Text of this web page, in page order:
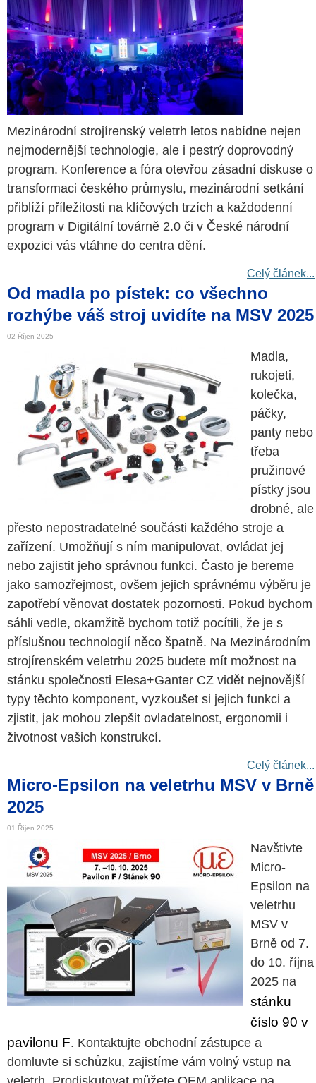
Mezinárodní strojírenský veletrh letos nabídne nejen
nejmodernější technologie, ale i pestrý doprovodný
program. Konference a fóra otevřou zásadní diskuse o
transformaci českého průmyslu, mezinárodní setkání
přiblíží příležitosti na klíčových trzích a každodenní
program v Digitální továrně 2.0 či v České národní
expozici vás vtáhne do centra dění.
Celý článek...
Od madla po pístek: co všechno
rozhýbe váš stroj uvidíte na MSV 2025
02 Říjen 2025
Madla,
rukojeti,
kolečka,
páčky,
panty nebo
třeba
pružinové
pístky jsou
drobné, ale
přesto nepostradatelné součásti každého stroje a
zařízení. Umožňují s ním manipulovat, ovládat jej
nebo zajistit jeho správnou funkci. Často je bereme
jako samozřejmost, ovšem jejich správnému výběru je
zapotřebí věnovat dostatek pozornosti. Pokud bychom
sáhli vedle, okamžitě bychom totiž pocítili, že je s
příslušnou technologií něco špatně. Na Mezinárodním
strojírenském veletrhu 2025 budete mít možnost na
stánku společnosti Elesa+Ganter CZ vidět nejnovější
typy těchto komponent, vyzkoušet si jejich funkci a
zjistit, jak mohou zlepšit ovladatelnost, ergonomii i
životnost vašich konstrukcí.
Celý článek...
Micro-Epsilon na veletrhu MSV v Brně
2025
01 Říjen 2025
Navštivte
Micro-
Epsilon na
veletrhu
MSV v
Brně od 7.
do 10. října
2025 na
stánku
číslo 90 v
pavilonu F. Kontaktujte obchodní zástupce a
domluvte si schůzku, zajistíme vám volný vstup na